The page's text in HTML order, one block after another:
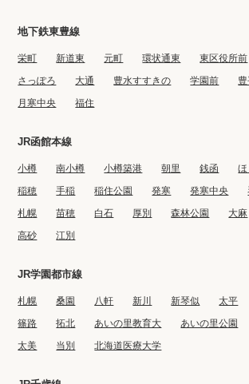
地下鉄東豊線
栄町 新道東 元町 環状通東 東区役所前
さっぽろ
大通 豊水すすきの 学園前
月寒中央
福住
JR函館本線
小樽 南小樽 小樽築港 朝里 銭函
稲穂
手稲 稲住公園 発寒 発寒中央
札幌
苗穂 白石 厚別 森林公園 大麻
高砂
江別
JR学園都市線
札幌 桑園 八軒 新川 新琴似 太平
篠路
拓北 あいの里教育大 あいの里公園
太美
当別 北海道医療大学